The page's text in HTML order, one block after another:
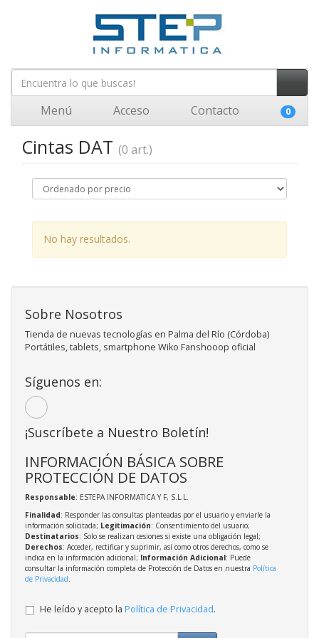
Menú Acceso Contacto 0
Cintas DAT (0 art.)
No hay resultados.
Sobre Nosotros
Tienda de nuevas tecnologías en Palma del Río (Córdoba)
Portátiles, tablets, smartphone Wiko Fanshooop oficial
Síguenos en:
¡Suscríbete a Nuestro Boletín!
INFORMACIÓN BÁSICA SOBRE
PROTECCIÓN DE DATOS
Responsable: ESTEPA INFORMATICA Y F, S.L.L.
Finalidad: Responder las consultas planteadas por el usuario y enviarle la
información solicitada; Legitimación: Consentimiento del usuario;
Destinatarios: Solo se realizan cesiones si existe una obligación legal;
Derechos: Acceder, rectificar y suprimir, así como otros derechos, como se
indica en la información adicional; Información Adicional: Puede
consultar la información completa de Protección de Datos en nuestra Política
de Privacidad.
He leído y acepto la Política de Privacidad.